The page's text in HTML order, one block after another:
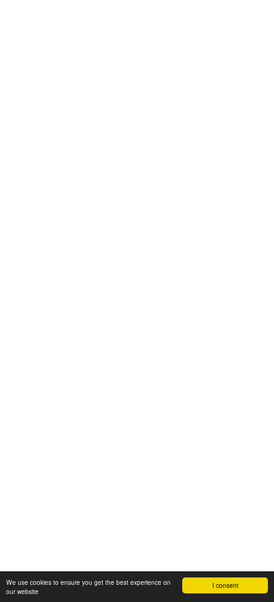
I consent
We use cookies to ensure you get the best experience on
our website